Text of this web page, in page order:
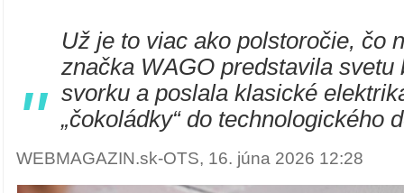
"
Už je to viac ako polstoročie, čo
značka WAGO predstavila svetu
svorku a poslala klasické
„čokoládky“ do technologického
WEBMAGAZIN.sk-OTS, 16. júna 2026 12:28